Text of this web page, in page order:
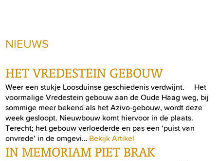
NIEUWS
HET VREDESTEIN GEBOUW
Weer een stukje Loosduinse geschiedenis verdwijnt. Het
voormalige Vredestein gebouw aan de Oude Haag weg, bij
sommige meer bekend als het Azivo-gebouw, wordt deze
week gesloopt. Nieuwbouw komt hiervoor in de plaats.
Terecht; het gebouw verloederde en pas een ‘puist van
onvrede’ in de omgevi… Bekijk Artikel
IN MEMORIAM PIET BRAK